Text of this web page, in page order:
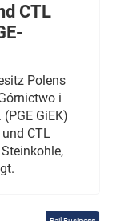
CTL
Polens
i
GiEK)
CTL